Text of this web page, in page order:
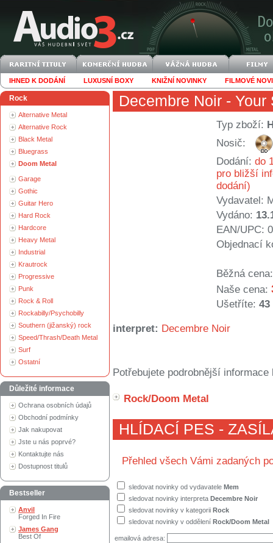
IHNED K DODÁNÍ LUXUSNÍ BOXY KNIŽNÍ NOVINKY FILMOVÉ
Rock
Alternative Metal
Alternative Rock
Black Metal
Bluegrass
Doom Metal
Garage
Gothic
Guitar Hero
Hard Rock
Hardcore
Heavy Metal
Industrial
Krautrock
Progressive
Punk
Rock & Roll
Rockabilly/Psychobilly
Southern (jižanský) rock
Speed/Thrash/Death Metal
Surf
Ostatní
Důležité informace
Ochrana osobních údajů
Obchodní podmínky
Jak nakupovat
Jste u nás poprvé?
Kontaktujte nás
Dostupnost titulů
Bestseller
Anvil
Forged In Fire
James Gang
Best Of
Decembre Noir - Your
Typ zboží:
Nosič:
Dodání: do
pro bližší
dodání)
Vydavatel:
Vydáno:
EAN/UPC:
Objednací
Běžná cena:
Naše cena:
Ušetříte: 43
interpret: Decembre Noir
Potřebujete podrobnější
Rock/Doom Metal
HLÍDACÍ PES -
Přehled všech Vámi zadaných
sledovat novinky od vydavatele Mem
sledovat novinky interpreta Decembre Noir
sledovat novinky v kategorii Rock
sledovat novinky v oddělení Rock/Doom Metal
emailová adresa: